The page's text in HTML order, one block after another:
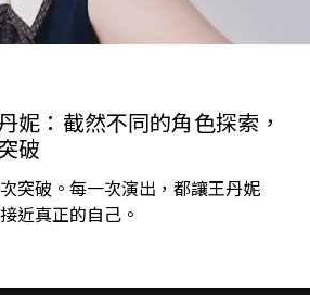
妮：截然不同的角色探索，
破
突破。每一次演出，都讓王丹妮
近真正的自己。